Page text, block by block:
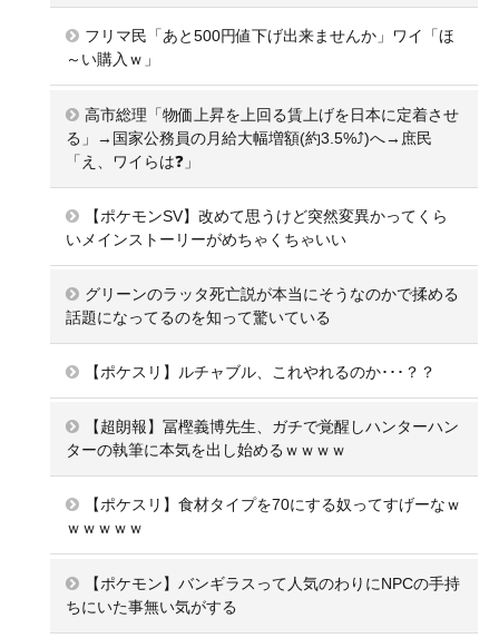
フリマ民「あと500円値下げ出来ませんか」ワイ「ほ
～い購入ｗ」
高市総理「物価上昇を上回る賃上げを日本に定着させ
る」→国家公務員の月給大幅増額(約3.5%⤴)へ→庶民
「え、ワイらは❓」
【ポケモンSV】改めて思うけど突然変異かってくら
いメインストーリーがめちゃくちゃいい
グリーンのラッタ死亡説が本当にそうなのかで揉める
話題になってるのを知って驚いている
【ポケスリ】ルチャブル、これやれるのか･･･？？
【超朗報】冨樫義博先生、ガチで覚醒しハンターハン
ターの執筆に本気を出し始めるｗｗｗｗ
【ポケスリ】食材タイプを70にする奴ってすげーなｗ
ｗｗｗｗｗ
【ポケモン】バンギラスって人気のわりにNPCの手持
ちにいた事無い気がする